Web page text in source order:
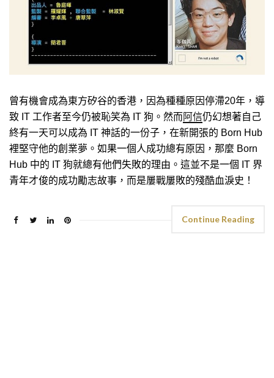
曾有機會成為東方矽谷的香港，因為種種原因停滯20年，導
致 IT 工作者至今仍被恥笑為 IT 狗。然而 阿信仍幻想著自己
終有一天可以成為 IT 神話的一份子，在新開張的 Born Hub
裡堅守他的創業夢。如果一個人成功總有原因，那麼 Born
Hub 中的 IT 狗就總有他們失敗的理由。這並不是一個 IT 界
青年才俊的成功勵志故事，而是屢戰屢敗的殘酷血淚史！
Continue Reading